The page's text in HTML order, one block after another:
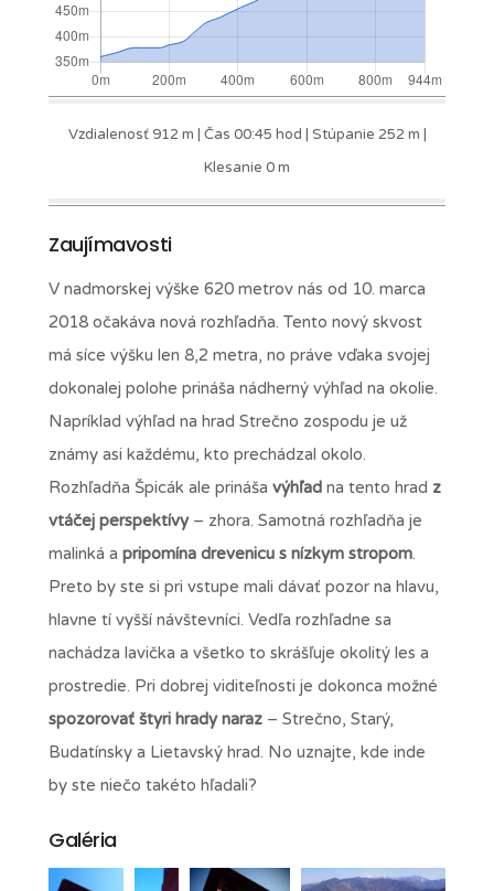
Vzdialenosť 912 m | Čas 00:45 hod | Stúpanie 252 m |
Klesanie 0 m
Zaujímavosti
V nadmorskej výške 620 metrov nás od 10. marca
2018 očakáva nová rozhľadňa. Tento nový skvost
má síce výšku len 8,2 metra, no práve vďaka svojej
dokonalej polohe prináša nádherný výhľad na okolie.
Napríklad výhľad na hrad Strečno zospodu je už
známy asi každému, kto prechádzal okolo.
Rozhľadňa Špicák ale prináša výhľad na tento hrad z
vtáčej perspektívy– zhora. Samotná rozhľadňa je
malinká a pripomína drevenicu s nízkym stropom.
Preto by ste si pri vstupe mali dávať pozor na hlavu,
hlavne tí vyšší návštevníci. Vedľa rozhľadne sa
nachádza lavička a všetko to skrášľuje okolitý les a
prostredie. Pri dobrej viditeľnosti je dokonca možné
spozorovať štyri hrady naraz – Strečno, Starý,
Budatínsky a Lietavský hrad. No uznajte, kde inde
by ste niečo takéto hľadali?
Galéria